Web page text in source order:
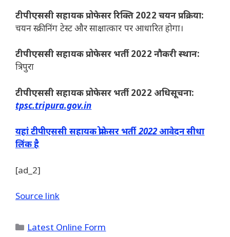
टीपीएससी सहायक प्रोफेसर रिक्ति 2022 चयन प्रक्रिया:
चयन स्क्रीनिंग टेस्ट और साक्षात्कार पर आधारित होगा।
टीपीएससी सहायक प्रोफेसर भर्ती 2022 नौकरी स्थान:
त्रिपुरा
टीपीएससी सहायक प्रोफेसर भर्ती 2022 अधिसूचना:
tpsc.tripura.gov.in
यहां टीपीएससी सहायक प्रोफेसर भर्ती 2022 आवेदन सीधा
लिंक है
[ad_2]
Source link
Categories
Latest Online Form